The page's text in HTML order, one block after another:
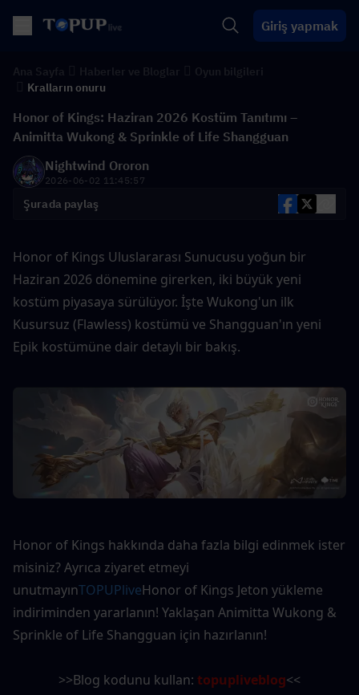
Giriş yapmak
Kralların onuru
Honor of Kings: Haziran 2026 Kostüm Tanıtımı –
Animitta Wukong & Sprinkle of Life Shangguan
Nightwind Ororon
2026-06-02 11:45:57
Şurada paylaş
Honor of Kings Uluslararası Sunucusu yoğun bir
Haziran 2026 dönemine girerken, iki büyük yeni
kostüm piyasaya sürülüyor. İşte Wukong'un ilk
Kusursuz (Flawless) kostümü ve Shangguan'ın yeni
Epik kostümüne dair detaylı bir bakış.
Honor of Kings hakkında daha fazla bilgi edinmek ister
misiniz? Ayrıca ziyaret etmeyi
unutmayınTOPUPliveHonor of Kings Jeton yükleme
indiriminden yararlanın! Yaklaşan Animitta Wukong &
Sprinkle of Life Shangguan için hazırlanın!
>>Blog kodunu kullan: topupliveblog<<